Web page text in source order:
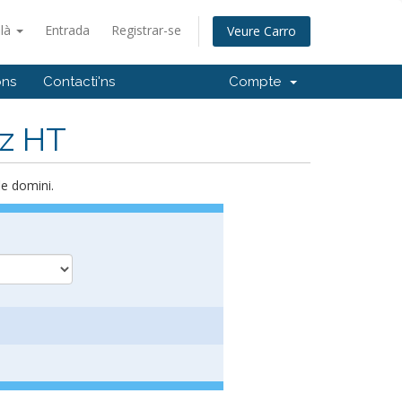
Entrada Registrar-se Veure Carro
Contacti'ns Compte
HT
domini.